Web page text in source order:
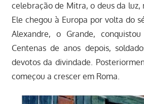
celebração de Mitra, o deus da luz,
Ele chegou à Europa por volta do
Alexandre, o Grande,
Centenas de anos depois,
devotos da divindade.
começou a crescer em Roma.